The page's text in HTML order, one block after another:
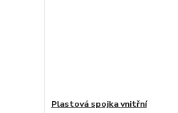
Plastová spojka vnitřní